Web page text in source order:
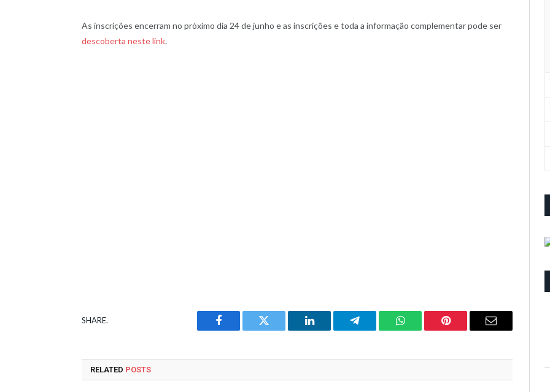
As inscrições encerram no próximo dia 24 de junho e as inscrições e toda a informação complementar pode ser
descoberta neste link.
SHARE.
Facebook Twitter LinkedIn Telegram WhatsAppPinterest Email
RELATED POSTS